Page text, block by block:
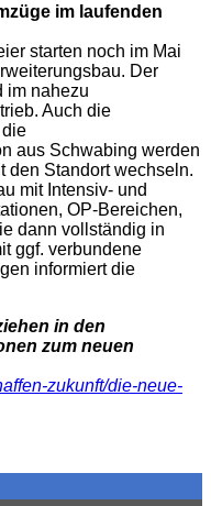
im laufenden
starten noch im Mai
Der
im nahezu
Auch die
aus Schwabing werden
den Standort wechseln.
mit Intensiv- und
OP-Bereichen,
dann vollständig in
ggf. verbundene
informiert die
in den
zum neuen
zukunft/die-neue-